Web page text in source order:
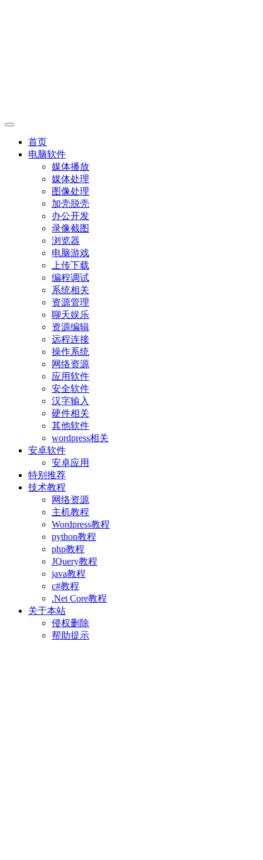
首页
电脑软件
媒体播放
媒体处理
图像处理
加壳脱壳
办公开发
录像截图
浏览器
电脑游戏
上传下载
编程调试
系统相关
资源管理
聊天娱乐
资源编辑
远程连接
操作系统
网络资源
应用软件
安全软件
汉字输入
硬件相关
其他软件
wordpress相关
安卓软件
安卓应用
特别推荐
技术教程
网络资源
主机教程
Wordpress教程
python教程
php教程
JQuery教程
java教程
c#教程
.Net Core教程
关于本站
侵权删除
帮助提示